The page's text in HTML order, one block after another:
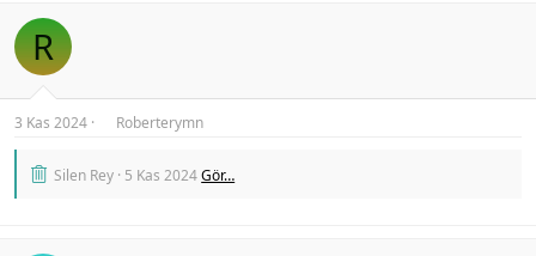
R
3 Kas 2024 Roberterymn
Silen Rey 5 Kas 2024Gör…